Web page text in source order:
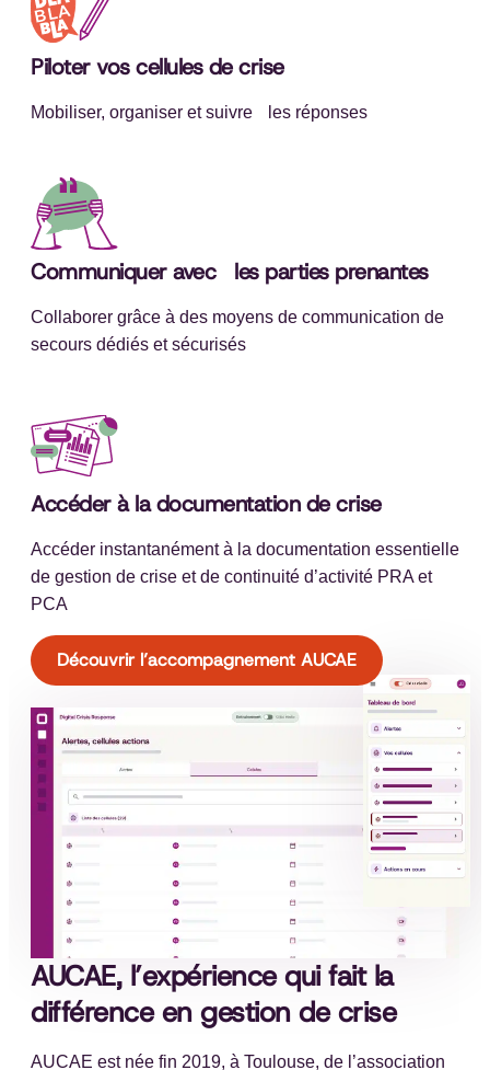
Piloter vos cellules de crise
Mobiliser, organiser et suivre les réponses
Communiquer avec les parties prenantes
Collaborer grâce à des moyens de communication de
secours dédiés et sécurisés
Accéder à la documentation de crise
Accéder instantanément à la documentation essentielle
de gestion de crise et de continuité d’activité PRA et
PCA
Découvrir l’accompagnement AUCAE
AUCAE, l’expérience qui fait la
différence en gestion de crise
AUCAE est née fin 2019, à Toulouse, de l’association